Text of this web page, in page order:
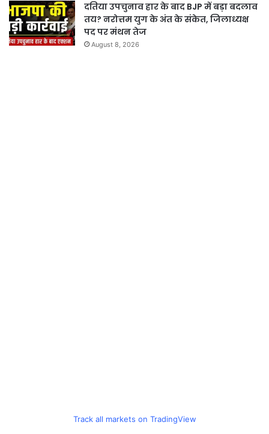
दतिया उपचुनाव हार के बाद BJP में बड़ा बदलाव
तय? नरोत्तम युग के अंत के संकेत, जिलाध्यक्ष
पद पर मंथन तेज
August 8, 2026
Track all markets on TradingView